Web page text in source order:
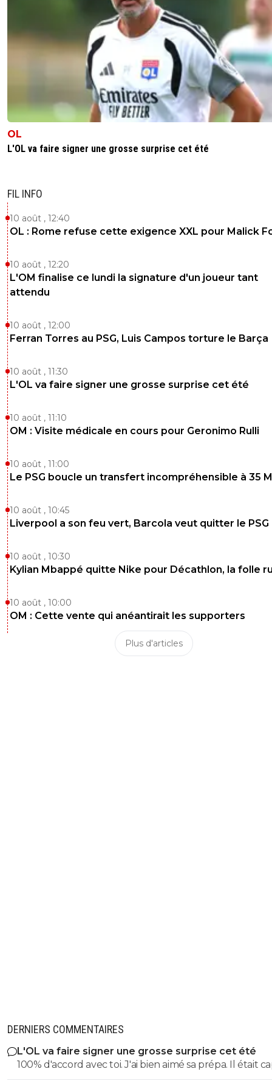
OL
L'OL va faire signer une grosse surprise cet été
FIL INFO
10 août , 12:40
OL : Rome refuse cette exigence XXL pour Malick
10 août , 12:20
L'OM finalise ce lundi la signature d'un joueur tant
attendu
10 août , 12:00
Ferran Torres au PSG, Luis Campos torture le Barça
10 août , 11:30
L'OL va faire signer une grosse surprise cet été
10 août , 11:10
OM : Visite médicale en cours pour Geronimo Rulli
10 août , 11:00
Le PSG boucle un transfert incompréhensible à 35
10 août , 10:45
Liverpool a son feu vert, Barcola veut quitter le PSG
10 août , 10:30
Kylian Mbappé quitte Nike pour Décathlon, la folle
10 août , 10:00
OM : Cette vente qui anéantirait les supporters
Plus d'articles
DERNIERS COMMENTAIRES
L'OL va faire signer une grosse surprise cet été
100% d'accord avec toi. J'ai bien aimé sa prépa. Il était